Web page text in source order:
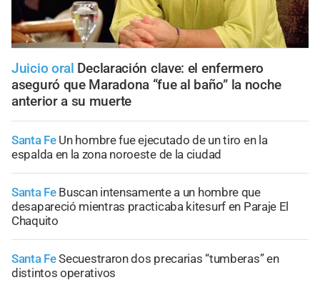
Juicio oral Declaración clave: el enfermero
aseguró que Maradona “fue al baño” la noche
anterior a su muerte
Santa Fe Un hombre fue ejecutado de un tiro en la
espalda en la zona noroeste de la ciudad
Santa Fe Buscan intensamente a un hombre que
desapareció mientras practicaba kitesurf en Paraje El
Chaquito
Santa FeSecuestraron dos precarias “tumberas” en
distintos operativos